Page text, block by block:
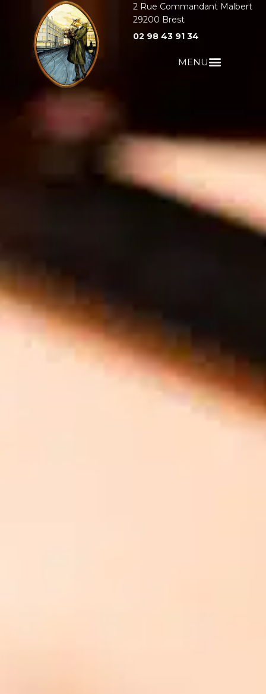
2 Rue Commandant Malbert
29200 Brest
02 98 43 91 34